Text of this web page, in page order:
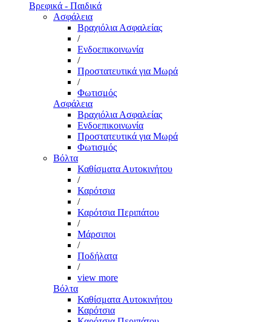
Βρεφικά - Παιδικά
Ασφάλεια
Βραχιόλια Ασφαλείας
/
Ενδοεπικοινωνία
/
Προστατευτικά για Μωρά
/
Φωτισμός
Ασφάλεια
Βραχιόλια Ασφαλείας
Ενδοεπικοινωνία
Προστατευτικά για Μωρά
Φωτισμός
Βόλτα
Καθίσματα Αυτοκινήτου
/
Καρότσια
/
Καρότσια Περιπάτου
/
Μάρσιποι
/
Ποδήλατα
/
view more
Βόλτα
Καθίσματα Αυτοκινήτου
Καρότσια